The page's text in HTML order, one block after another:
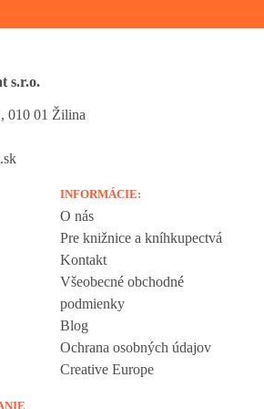
s.r.o.
010 01 Žilina
INFORMÁCIE:
O nás
Pre knižnice a kníhkupectvá
Kontakt
Všeobecné obchodné
podmienky
Blog
Ochrana osobných údajov
Creative Europe